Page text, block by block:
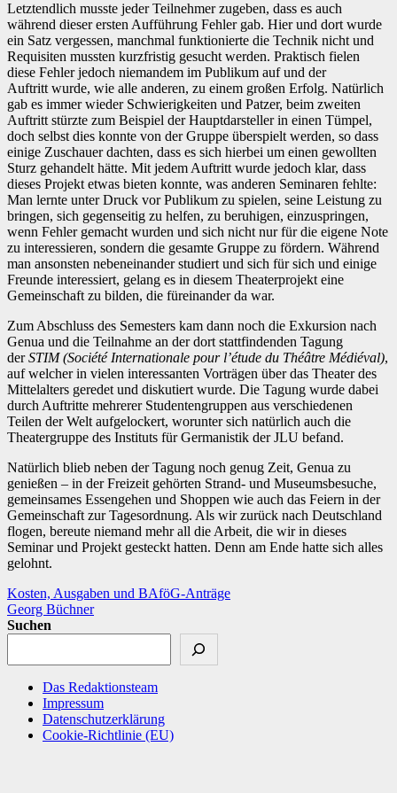
Letztendlich musste jeder Teilnehmer zugeben, dass es auch
während dieser ersten Aufführung Fehler gab. Hier und dort wurde
ein Satz vergessen, manchmal funktionierte die Technik nicht und
Requisiten mussten kurzfristig gesucht werden. Praktisch fielen
diese Fehler jedoch niemandem im Publikum auf und der
Auftritt wurde, wie alle anderen, zu einem großen Erfolg. Natürlich
gab es immer wieder Schwierigkeiten und Patzer, beim zweiten
Auftritt stürzte zum Beispiel der Hauptdarsteller in einen Tümpel,
doch selbst dies konnte von der Gruppe überspielt werden, so dass
einige Zuschauer dachten, dass es sich hierbei um einen gewollten
Sturz gehandelt hätte. Mit jedem Auftritt wurde jedoch klar, dass
dieses Projekt etwas bieten konnte, was anderen Seminaren fehlte:
Man lernte unter Druck vor Publikum zu spielen, seine Leistung zu
bringen, sich gegenseitig zu helfen, zu beruhigen, einzuspringen,
wenn Fehler gemacht wurden und sich nicht nur für die eigene Note
zu interessieren, sondern die gesamte Gruppe zu fördern. Während
man ansonsten nebeneinander studiert und sich für sich und einige
Freunde interessiert, gelang es in diesem Theaterprojekt eine
Gemeinschaft zu bilden, die füreinander da war.
Zum Abschluss des Semesters kam dann noch die Exkursion nach
Genua und die Teilnahme an der dort stattfindenden Tagung
derSTIM (Société Internationale pour l’étude du Théâtre Médiéval),
auf welcher in vielen interessanten Vorträgen über das Theater des
Mittelalters geredet und diskutiert wurde. Die Tagung wurde dabei
durch Auftritte mehrerer Studentengruppen aus verschiedenen
Teilen der Welt aufgelockert, worunter sich natürlich auch die
Theatergruppe des Instituts für Germanistik der JLU befand.
Natürlich blieb neben der Tagung noch genug Zeit, Genua zu
genießen – in der Freizeit gehörten Strand- und Museumsbesuche,
gemeinsames Essengehen und Shoppen wie auch das Feiern in der
Gemeinschaft zur Tagesordnung. Als wir zurück nach Deutschland
flogen, bereute niemand mehr all die Arbeit, die wir in dieses
Seminar und Projekt gesteckt hatten. Denn am Ende hatte sich alles
gelohnt.
Beitragsnavigation
Kosten, Ausgaben und BAföG-Anträge
Georg Büchner
Suchen
Das Redaktionsteam
Impressum
Datenschutzerklärung
Cookie-Richtlinie (EU)